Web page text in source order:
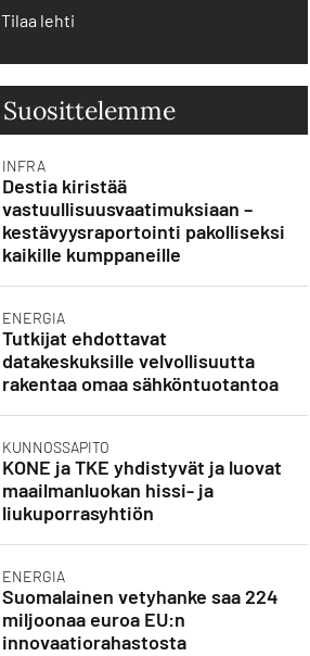
Tilaa lehti
Suosittelemme
INFRA
Destia kiristää
vastuullisuusvaatimuksiaan –
kestävyysraportointi pakolliseksi
kaikille kumppaneille
ENERGIA
Tutkijat ehdottavat
datakeskuksille velvollisuutta
rakentaa omaa sähköntuotantoa
KUNNOSSAPITO
KONE ja TKE yhdistyvät ja luovat
maailmanluokan hissi- ja
liukuporrasyhtiön
ENERGIA
Suomalainen vetyhanke saa 224
miljoonaa euroa EU:n
innovaatiorahastosta